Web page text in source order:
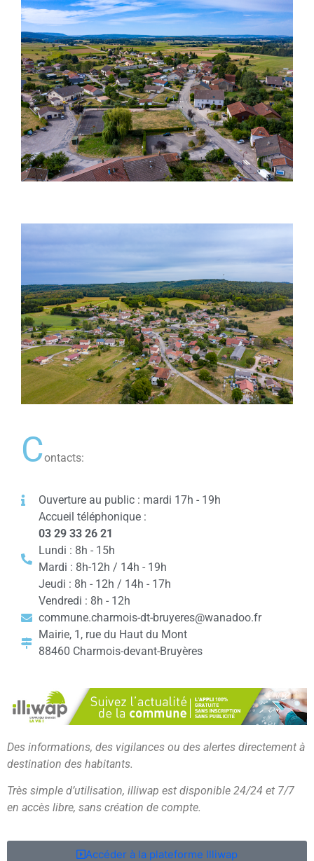
Contacts:
Ouverture au public : mardi 17h - 19h
Accueil téléphonique :
03 29 33 26 21
Lundi : 8h - 15h
Mardi : 8h-12h / 14h - 19h
Jeudi : 8h - 12h / 14h - 17h
Vendredi : 8h - 12h
commune.charmois-dt-bruyeres@wanadoo.fr
Mairie, 1, rue du Haut du Mont
88460 Charmois-devant-Bruyères
Des informations, des vigilances ou des alertes directement à
destination des habitants.
Très simple d’utilisation, illiwap est disponible 24/24 et 7/7
en accès libre, sans création de compte.
Accéder à la plateforme Illiwap